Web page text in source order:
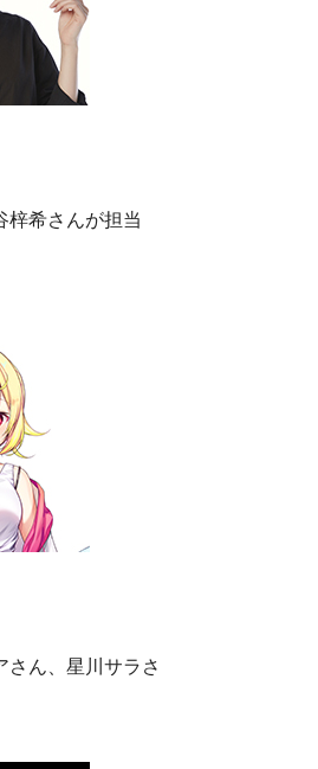
梓希さんが担当
ん、星川サラさ